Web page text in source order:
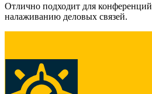
Отлично подходит для
налаживанию деловых связей.